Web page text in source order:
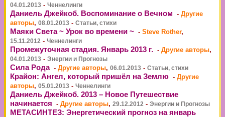
04.01.2013 - Ченнелинги
Даниель Джейкоб. Воспоминание о Вечном - Другие
авторы, 08.01.2013 - Статьи, стихи
Маяки Света ~ Урок во времени ~ - Steve Rother,
15.11.2012 - Ченнелинги
Промежуточная стадия. Январь 2013 г. - Другие авторы,
04.01.2013 - Энергии и Прогнозы
Сила Рода- Другие авторы, 06.01.2013 - Статьи, стихи
Крайон: Ангел, который пришёл на Землю - Другие
авторы, 05.01.2013 - Ченнелинги
Даниель Джейкоб. 2013 – Новое Путешествие
начинается - Другие авторы, 29.12.2012 - Энергии и Прогнозы
МЕТАСИНТЕЗ: Энергетический прогноз на январь